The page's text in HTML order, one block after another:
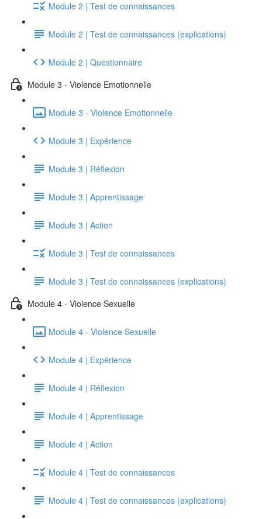
Module 2 | Test de connaissances
Module 2 | Test de connaissances (explications)
Module 2 | Questionnaire
Module 3 - Violence Emotionnelle
Module 3 - Violence Emotionnelle
Module 3 | Expérience
Module 3 | Réflexion
Module 3 | Apprentissage
Module 3 | Action
Module 3 | Test de connaissances
Module 3 | Test de connaissances (explications)
Module 4 - Violence Sexuelle
Module 4 - Violence Sexuelle
Module 4 | Expérience
Module 4 | Réflexion
Module 4 | Apprentissage
Module 4 | Action
Module 4 | Test de connaissances
Module 4 | Test de connaissances (explications)